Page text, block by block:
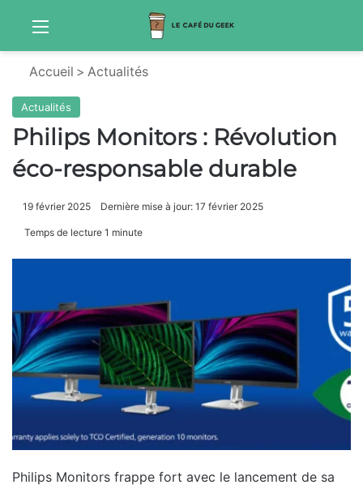
Menu
Accueil > Actualités
Actualités
Philips Monitors : Révolution
éco-responsable durable
19 février 2025 Dernière mise à jour: 17 février 2025
Temps de lecture 1 minute
Philips Monitors frappe fort avec le lancement de sa